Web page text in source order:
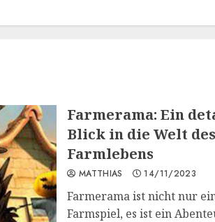
Farmerama: Ein
Blick in die Welt
Farmlebens
MATTHIAS 14/11/2023
Farmerama ist nicht nur
Farmspiel, es ist ein